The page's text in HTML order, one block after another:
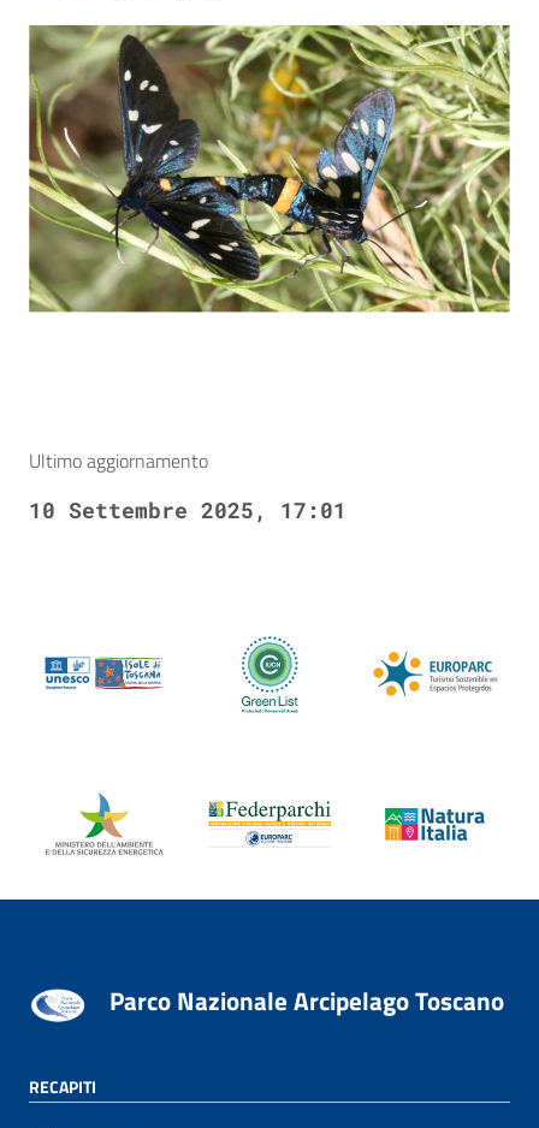
Ultimo aggiornamento
10 Settembre 2025, 17:01
Parco Nazionale Arcipelago Toscano
RECAPITI